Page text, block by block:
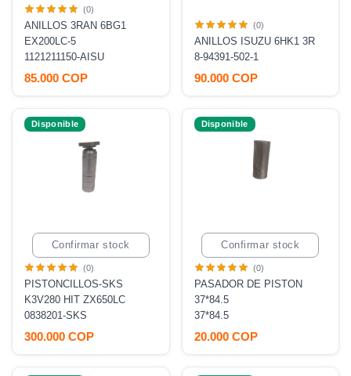
(0)
ANILLOS 3RAN 6BG1
EX200LC-5
1121211150-AISU
85.000 COP
(0)
ANILLOS ISUZU 6HK1 3R
8-94391-502-1
90.000 COP
Confirmar stock
Disponible
(0)
PISTONCILLOS-SKS
K3V280 HIT ZX650LC
0838201-SKS
300.000 COP
Confirmar stock
Disponible
(0)
PASADOR DE PISTON
37*84.5
37*84.5
20.000 COP